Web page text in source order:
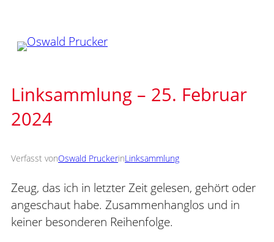
springen
Linksammlung – 25. Februar
2024
Verfasst vonOswald PruckerinLinksammlung
Zeug, das ich in letzter Zeit gelesen, gehört oder
angeschaut habe. Zusammenhanglos und in
keiner besonderen Reihenfolge.